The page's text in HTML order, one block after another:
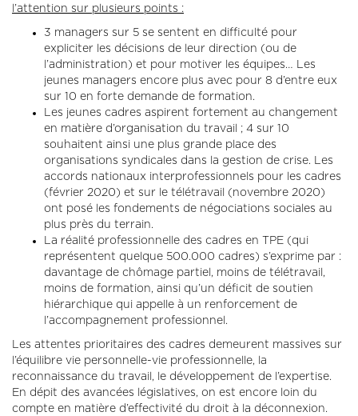
l’attention sur plusieurs points :
3 managers sur 5 se sentent en difficulté pour
expliciter les décisions de leur direction (ou de
l’administration) et pour motiver les équipes… Les
jeunes managers encore plus avec pour 8 d’entre eux
sur 10 en forte demande de formation.
Les jeunes cadres aspirent fortement au changement
en matière d’organisation du travail ; 4 sur 10
souhaitent ainsi une plus grande place des
organisations syndicales dans la gestion de crise. Les
accords nationaux interprofessionnels pour les cadres
(février 2020) et sur le télétravail (novembre 2020)
ont posé les fondements de négociations sociales au
plus près du terrain.
La réalité professionnelle des cadres en TPE (qui
représentent quelque 500.000 cadres) s’exprime par :
davantage de chômage partiel, moins de télétravail,
moins de formation, ainsi qu’un déficit de soutien
hiérarchique qui appelle à un renforcement de
l’accompagnement professionnel.
Les attentes prioritaires des cadres demeurent massives sur
l’équilibre vie personnelle-vie professionnelle, la
reconnaissance du travail, le développement de l’expertise.
En dépit des avancées législatives, on est encore loin du
compte en matière d’effectivité du droit à la déconnexion.